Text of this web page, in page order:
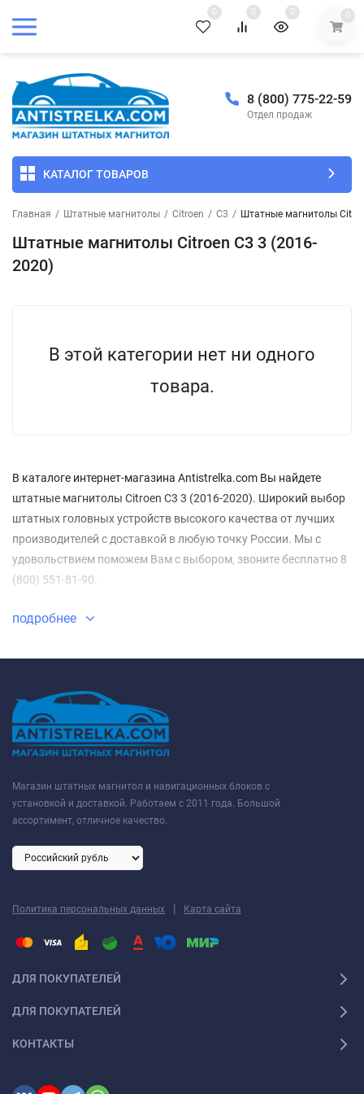
0 0 0 0
8 (800) 775-22-59
Отдел продаж
КАТАЛОГ ТОВАРОВ
Главная / Штатные магнитолы / Citroen / C3 / Штатные магнитолы
Штатные магнитолы Citroen C3 3 (2016-
2020)
В этой категории нет ни одного
товара.
В каталоге интернет-магазина Antistrelka.com Вы найдете
штатные магнитолы Citroen C3 3 (2016-2020). Широкий выбор
штатных головных устройств высокого качества от лучших
производителей с доставкой в любую точку России. Мы с
удовольствием поможем Вам с выбором, звоните бесплатно 8
(800) 551-81-90.
подробнее
Магазин штатных магнитол и навигационных блоков с
установкой и доставкой. Работаем с 2011 года. Большой
ассортимент, отличное качество.
Политика персональных данных | Карта сайта
ДЛЯ ПОКУПАТЕЛЕЙ
ДЛЯ ПОКУПАТЕЛЕЙ
КОНТАКТЫ